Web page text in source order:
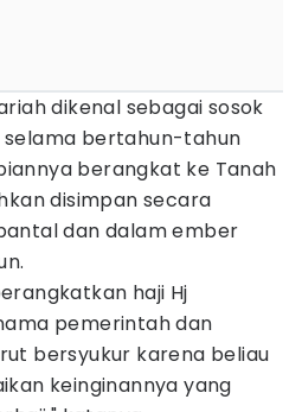
dikenal sebagai sosok
selama bertahun-tahun
berangkat ke Tanah
disimpan secara
dan dalam ember
haji Hj
pemerintah dan
bersyukur karena beliau
keinginannya yang